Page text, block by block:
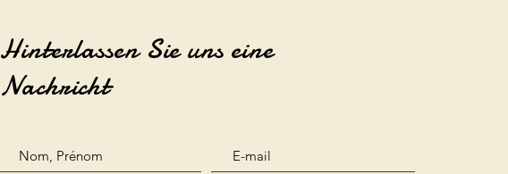
Hinterlassen Sie uns eine
Nachricht